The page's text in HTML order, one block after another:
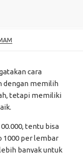
cara
dengan memilih
tetapi memiliki
tentu bisa
1000 per lembar
banyak untuk